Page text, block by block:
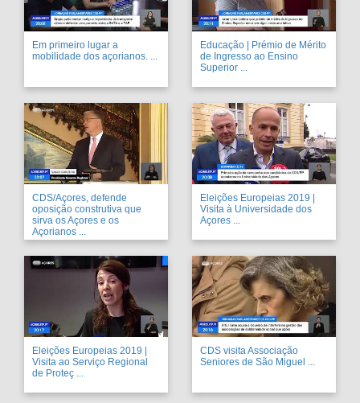
Em primeiro lugar a
mobilidade dos açorianos. ...
Educação | Prémio de Mérito
de Ingresso ao Ensino
Superior ...
CDS/Açores, defende
oposição construtiva que
sirva os Açores e os
Açorianos ...
Eleições Europeias 2019 |
Visita à Universidade dos
Açores ...
Eleições Europeias 2019 |
Visita ao Serviço Regional
de Proteç ...
CDS visita Associação
Seniores de São Miguel ...